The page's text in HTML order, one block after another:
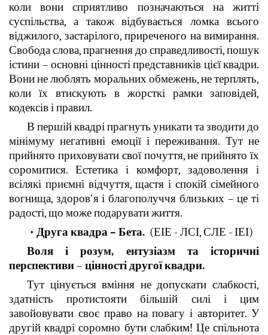
коли вони сприятливо позначаються на житті
суспільства, а також відбувається ломка всього
віджилого, застарілого, приреченого на вимирання.
Свобода слова, прагнення до справедливості, пошук
істини – основні цінності представників цієї квадри.
Вони не люблять моральних обмежень, не терплять,
коли їх втискують в жорсткі рамки заповідей,
кодексів і правил.
В першій квадрі прагнуть уникати та зводити до
мінімуму негативні емоції і переживання. Тут не
прийнято приховувати свої почуття, не прийнято їх
соромитися. Естетика і комфорт, задоволення і
всілякі приємні відчуття, щастя і спокій сімейного
вогнища, здоров'я і благополуччя близьких – це ті
радості, що може подарувати життя.
• Друга квадра – Бета. (ЕІЕ - ЛСІ, СЛЕ - ІЕІ)
Воля і розум, ентузіазм та історичні
перспективи– цінності другої квадри.
Тут цінується вміння не допускати слабкості,
здатність протистояти більшій силі і цим
завойовувати своє право на повагу і авторитет. У
другій квадрі соромно бути слабким! Це спільнота